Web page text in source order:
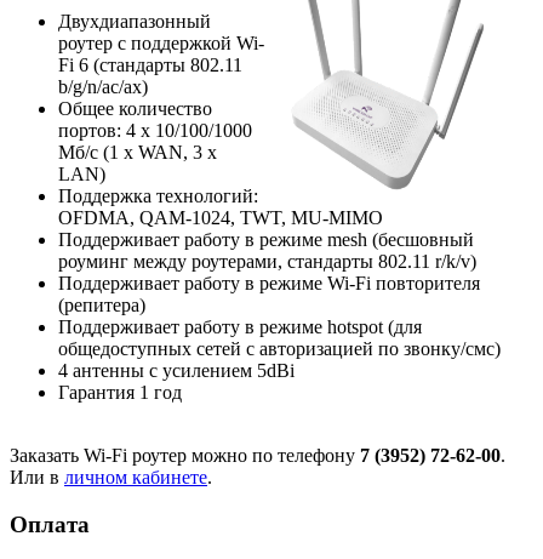
Двухдиапазонный
роутер с поддержкой Wi-
Fi 6 (стандарты 802.11
b/g/n/ac/ax)
Общее количество
портов: 4 х 10/100/1000
Мб/с (1 x WAN, 3 x
LAN)
Поддержка технологий:
OFDMA, QAM-1024, TWT, MU-MIMO
Поддерживает работу в режиме mesh (бесшовный
роуминг между роутерами, стандарты 802.11 r/k/v)
Поддерживает работу в режиме Wi-Fi повторителя
(репитера)
Поддерживает работу в режиме hotspot (для
общедоступных сетей с авторизацией по звонку/смс)
4 антенны с усилением 5dBi
Гарантия 1 год
Заказать Wi-Fi роутер можно по телефону 7 (3952) 72-62-00.
Или в личном кабинете.
Оплата